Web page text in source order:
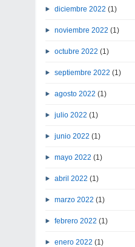
diciembre 2022 (1)
noviembre 2022 (1)
octubre 2022 (1)
septiembre 2022 (1)
agosto 2022 (1)
julio 2022 (1)
junio 2022 (1)
mayo 2022 (1)
abril 2022 (1)
marzo 2022 (1)
febrero 2022 (1)
enero 2022 (1)